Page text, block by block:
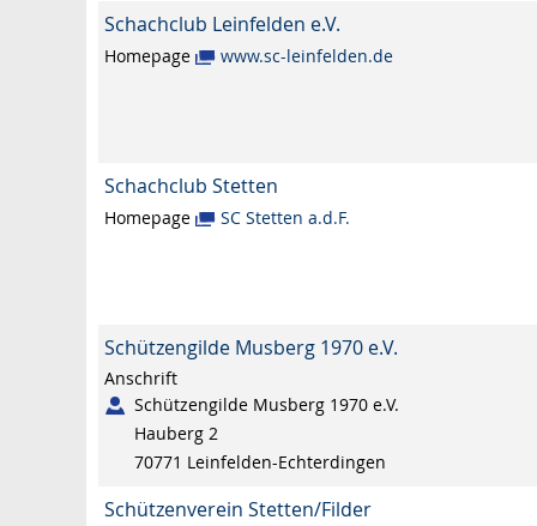
Schachclub Leinfelden e.V.
Homepage www.sc-leinfelden.de
Schachclub Stetten
Homepage SC Stetten a.d.F.
Schützengilde Musberg 1970 e.V.
Anschrift
Schützengilde Musberg 1970 e.V.
Hauberg 2
70771 Leinfelden-Echterdingen
Schützenverein Stetten/Filder